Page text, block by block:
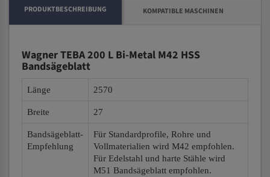
PRODUKTBESCHREIBUNG KOMPATIBLE MASCHINEN
Wagner TEBA 200 L Bi-Metal M42 HSS
Bandsägeblatt
Länge 2570
Breite 27
Bandsägeblatt-
Empfehlung
Für Standardprofile, Rohre und
Vollmaterialien wird M42 empfohlen.
Für Edelstahl und harte Stähle wird
M51 Bandsägeblatt empfohlen.